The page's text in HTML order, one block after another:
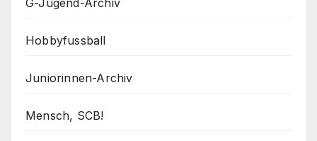
Hobbyfussball
Juniorinnen-Archiv
Mensch, SCB!